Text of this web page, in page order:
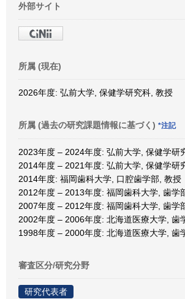
外部サイト
所属 (現在)
2026年度: 弘前大学, 保健学研究科, 教授
所属 (過去の研究課題情報に基づく) *注記
2023年度 – 2024年度: 弘前大学, 保健学研
2014年度 – 2021年度: 弘前大学, 保健学研
2014年度: 福岡歯科大学, 口腔歯学部, 教授
2012年度 – 2013年度: 福岡歯科大学, 歯学
2007年度 – 2012年度: 福岡歯科大学, 歯学
2002年度 – 2006年度: 北海道医療大学, 歯
1998年度 – 2000年度: 北海道医療大学, 歯
審査区分/研究分野
研究代表者